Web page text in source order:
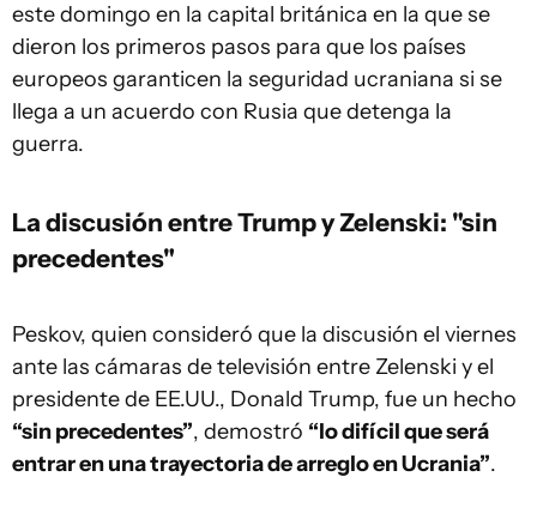
este domingo en la capital británica en la que se
dieron los primeros pasos para que los países
europeos garanticen la seguridad ucraniana si se
llega a un acuerdo con Rusia que detenga la
guerra.
La discusión entre Trump y Zelenski: "sin
precedentes"
Peskov, quien consideró que la discusión el viernes
ante las cámaras de televisión entre Zelenski y el
presidente de EE.UU., Donald Trump, fue un hecho
“sin precedentes”, demostró “lo difícil que será
entrar en una trayectoria de arreglo en Ucrania”.